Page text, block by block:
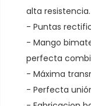
alta resistencia.
- Puntas
- Mango
perfecta
- Máxima
- Perfecta